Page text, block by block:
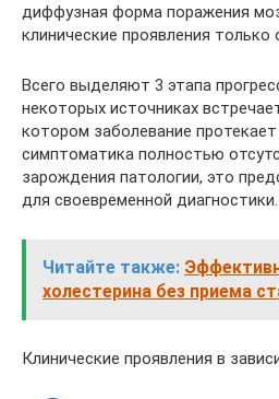
диффузная форма поражения
клинические проявления
Всего выделяют 3 этапа
некоторых источниках
котором заболевание
симптоматика полностью
зарождения патологии, это
для своевременной диагностики.
Читайте также:
холестерина без приема
Клинические проявления в